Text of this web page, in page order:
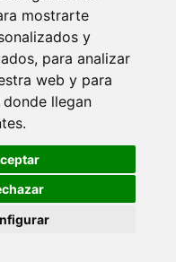
mostrarte
y
para analizar
web y para
llegan
🍪